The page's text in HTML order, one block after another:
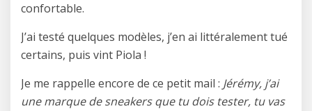
confortable.
J’ai testé quelques modèles, j’en ai littéralement tué
certains, puis vint Piola !
Je me rappelle encore de ce petit mail : Jérémy, j’ai
une marque de sneakers que tu dois tester, tu vas